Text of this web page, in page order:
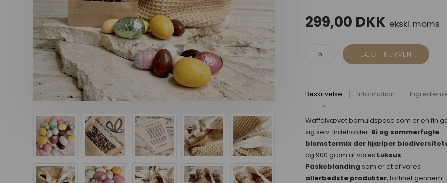
299,00 DKK ekskl. moms
Beskrivelse Information
Waffelvævet bomuldspose som er en fin
sig selv. Indeholder Bi og sommerfugle
blomstermix der hjælper
og 900 gram af vores Luksus
Påskeblanding som er et af vores
allerbedste produkter, forfinet gennem